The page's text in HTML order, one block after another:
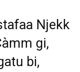
Njekk
gi,
bi,